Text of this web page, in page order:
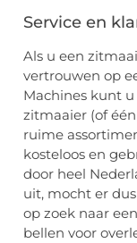
Service en
Als u een
vertrouwen op
Machines kunt
zitmaaier (of
ruime
kosteloos en
door heel
uit, mocht er
op zoek naar
bellen voor